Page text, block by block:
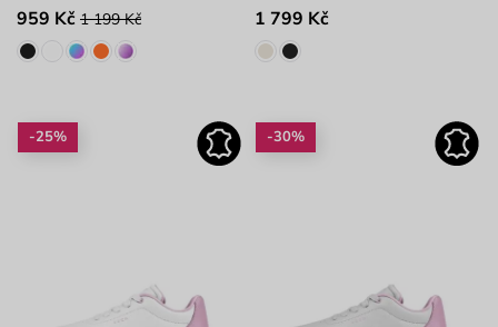
959 Kč 1 199 Kč 1 799 Kč
-25% -30%